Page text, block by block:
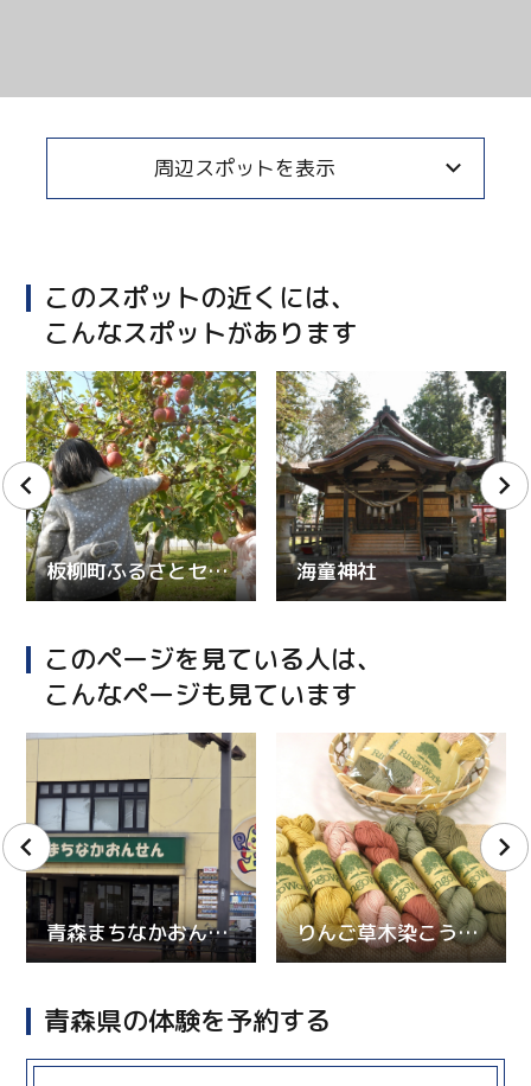
周辺スポットを表示
このスポットの近くには、
こんなスポットがあります
板柳町ふるさとセンター 海童神社
このページを見ている人は、
こんなページも見ています
青森まちなかおんせん りんご草木染こうぼう
青森県の体験を予約する
more